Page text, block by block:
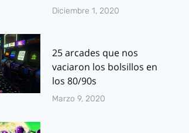
Diciembre 1, 2020
25 arcades que nos
vaciaron los bolsillos en
los 80/90s
Marzo 9, 2020